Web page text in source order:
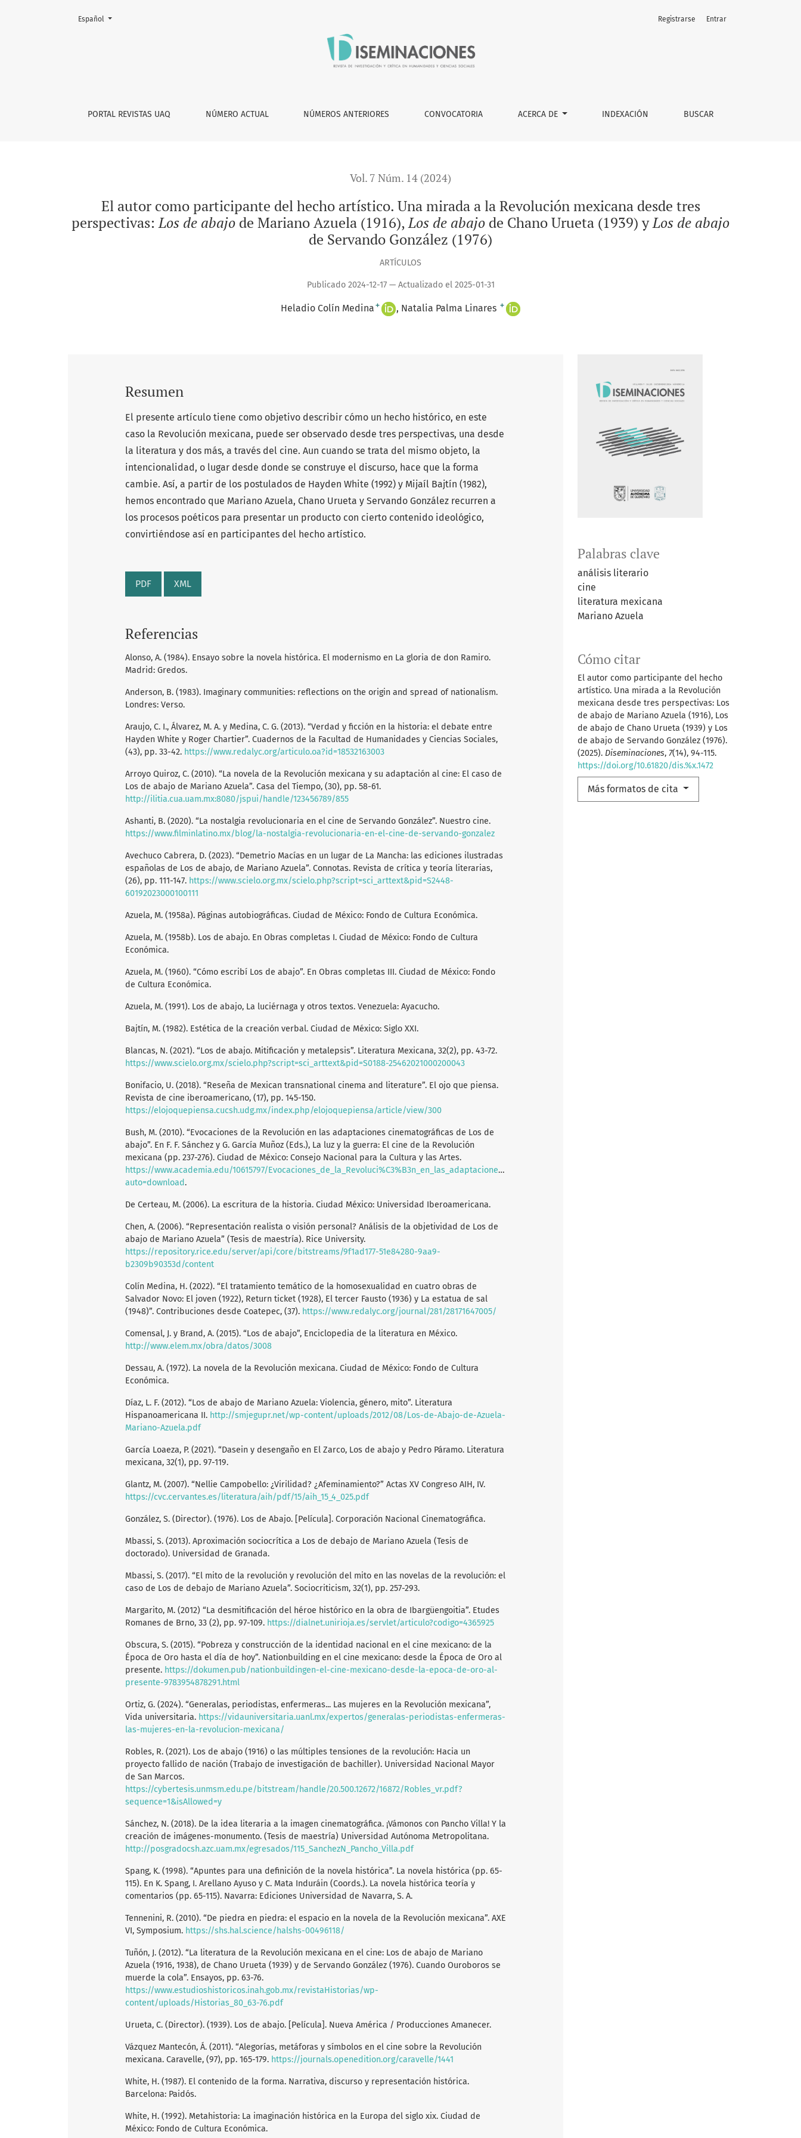
El autor como participante del hecho artístico. Una mirada a la Revolución mexicana desde tres perspectivas: <i>Los de abajo</i> de Mariano Azuela (1916), <i>Los de
PORTAL REVISTAS UAQ NÚMERO ACTUAL NÚMEROS ANTERIORES CONVOCATORIA ACERCA DE INDEXACIÓN BUSCAR
Registrarse Entrar
Cambiar el idioma. El actual es:
Español
Vol. 7 Núm. 14 (2024)
El autor como participante del hecho artístico. Una mirada a la Revolución mexicana desde tres
perspectivas:Los de abajo de Mariano Azuela (1916),Los de abajo de Chano Urueta (1939) yLos de abajo
de Servando González (1976)
ARTÍCULOS
Publicado 2024-12-17 — Actualizado el 2025-01-31
Heladio Colín Medina + Natalia Palma Linares +
Palabras clave
análisis literario
cine
literatura mexicana
Mariano Azuela
Cómo citar
El autor como participante del hecho
artístico. Una mirada a la Revolución
mexicana desde tres perspectivas: Los
de abajo de Mariano Azuela (1916), Los
de abajo de Chano Urueta (1939) y Los
de abajo de Servando González (1976).
(2025). Diseminaciones, 7(14), 94-115.
https://doi.org/10.61820/dis.%x.1472
Más formatos de cita
Resumen
El presente artículo tiene como objetivo describir cómo un hecho histórico, en este
caso la Revolución mexicana, puede ser observado desde tres perspectivas, una desde
la literatura y dos más, a través del cine. Aun cuando se trata del mismo objeto, la
intencionalidad, o lugar desde donde se construye el discurso, hace que la forma
cambie. Así, a partir de los postulados de Hayden White (1992) y Mijaíl Bajtín (1982),
hemos encontrado que Mariano Azuela, Chano Urueta y Servando González recurren a
los procesos poéticos para presentar un producto con cierto contenido ideológico,
convirtiéndose así en participantes del hecho artístico.
PDF XML
Referencias
Alonso, A. (1984). Ensayo sobre la novela histórica. El modernismo en La gloria de don Ramiro.
Madrid: Gredos.
Anderson, B. (1983). Imaginary communities: reflections on the origin and spread of nationalism.
Londres: Verso.
Araujo, C. I., Álvarez, M. A. y Medina, C. G. (2013). “Verdad y ficción en la historia: el debate entre
Hayden White y Roger Chartier”. Cuadernos de la Facultad de Humanidades y Ciencias Sociales,
(43), pp. 33-42. https://www.redalyc.org/articulo.oa?id=18532163003
Arroyo Quiroz, C. (2010). “La novela de la Revolución mexicana y su adaptación al cine: El caso de
Los de abajo de Mariano Azuela”. Casa del Tiempo, (30), pp. 58-61.
http://ilitia.cua.uam.mx:8080/jspui/handle/123456789/855
Ashanti, B. (2020). “La nostalgia revolucionaria en el cine de Servando González”. Nuestro cine.
https://www.filminlatino.mx/blog/la-nostalgia-revolucionaria-en-el-cine-de-servando-gonzalez
Avechuco Cabrera, D. (2023). “Demetrio Macías en un lugar de La Mancha: las ediciones ilustradas
españolas de Los de abajo, de Mariano Azuela”. Connotas. Revista de crítica y teoría literarias,
(26), pp. 111-147. https://www.scielo.org.mx/scielo.php?script=sci_arttext&pid=S2448-
60192023000100111
Azuela, M. (1958a). Páginas autobiográficas. Ciudad de México: Fondo de Cultura Económica.
Azuela, M. (1958b). Los de abajo. En Obras completas I. Ciudad de México: Fondo de Cultura
Económica.
Azuela, M. (1960). “Cómo escribí Los de abajo”. En Obras completas III. Ciudad de México: Fondo
de Cultura Económica.
Azuela, M. (1991). Los de abajo, La luciérnaga y otros textos. Venezuela: Ayacucho.
Bajtín, M. (1982). Estética de la creación verbal. Ciudad de México: Siglo XXI.
Blancas, N. (2021). “Los de abajo. Mitificación y metalepsis”. Literatura Mexicana, 32(2), pp. 43-72.
https://www.scielo.org.mx/scielo.php?script=sci_arttext&pid=S0188-25462021000200043
Bonifacio, U. (2018). “Reseña de Mexican transnational cinema and literature”. El ojo que piensa.
Revista de cine iberoamericano, (17), pp. 145-150.
https://elojoquepiensa.cucsh.udg.mx/index.php/elojoquepiensa/article/view/300
Bush, M. (2010). “Evocaciones de la Revolución en las adaptaciones cinematográficas de Los de
abajo”. En F. F. Sánchez y G. García Muñoz (Eds.), La luz y la guerra: El cine de la Revolución
mexicana (pp. 237-276). Ciudad de México: Consejo Nacional para la Cultura y las Artes.
https://www.academia.edu/10615797/Evocaciones_de_la_Revoluci%C3%B3n_en_las_adaptaciones_cinematográficas_de_Los_de_abajo?
auto=download.
De Certeau, M. (2006). La escritura de la historia. Ciudad México: Universidad Iberoamericana.
Chen, A. (2006). “Representación realista o visión personal? Análisis de la objetividad de Los de
abajo de Mariano Azuela” (Tesis de maestría). Rice University.
https://repository.rice.edu/server/api/core/bitstreams/9f1ad177-51e84280-9aa9-
b2309b90353d/content
Colín Medina, H. (2022). “El tratamiento temático de la homosexualidad en cuatro obras de
Salvador Novo: El joven (1922), Return ticket (1928), El tercer Fausto (1936) y La estatua de sal
(1948)”. Contribuciones desde Coatepec, (37). https://www.redalyc.org/journal/281/28171647005/
Comensal, J. y Brand, A. (2015). “Los de abajo”, Enciclopedia de la literatura en México.
http://www.elem.mx/obra/datos/3008
Dessau, A. (1972). La novela de la Revolución mexicana. Ciudad de México: Fondo de Cultura
Económica.
Díaz, L. F. (2012). “Los de abajo de Mariano Azuela: Violencia, género, mito”. Literatura
Hispanoamericana II. http://smjegupr.net/wp-content/uploads/2012/08/Los-de-Abajo-de-Azuela-
Mariano-Azuela.pdf
García Loaeza, P. (2021). “Dasein y desengaño en El Zarco, Los de abajo y Pedro Páramo. Literatura
mexicana, 32(1), pp. 97-119.
Glantz, M. (2007). “Nellie Campobello: ¿Virilidad? ¿Afeminamiento?” Actas XV Congreso AIH, IV.
https://cvc.cervantes.es/literatura/aih/pdf/15/aih_15_4_025.pdf
González, S. (Director). (1976). Los de Abajo. [Película]. Corporación Nacional Cinematográfica.
Mbassi, S. (2013). Aproximación sociocrítica a Los de debajo de Mariano Azuela (Tesis de
doctorado). Universidad de Granada.
Mbassi, S. (2017). “El mito de la revolución y revolución del mito en las novelas de la revolución: el
caso de Los de debajo de Mariano Azuela”. Sociocriticism, 32(1), pp. 257-293.
Margarito, M. (2012) “La desmitificación del héroe histórico en la obra de Ibargüengoitia”. Etudes
Romanes de Brno, 33 (2), pp. 97-109. https://dialnet.unirioja.es/servlet/articulo?codigo=4365925
Obscura, S. (2015). “Pobreza y construcción de la identidad nacional en el cine mexicano: de la
Época de Oro hasta el día de hoy”. Nationbuilding en el cine mexicano: desde la Época de Oro al
presente. https://dokumen.pub/nationbuildingen-el-cine-mexicano-desde-la-epoca-de-oro-al-
presente-9783954878291.html
Ortiz, G. (2024). “Generalas, periodistas, enfermeras... Las mujeres en la Revolución mexicana”,
Vida universitaria. https://vidauniversitaria.uanl.mx/expertos/generalas-periodistas-enfermeras-
las-mujeres-en-la-revolucion-mexicana/
Robles, R. (2021). Los de abajo (1916) o las múltiples tensiones de la revolución: Hacia un
proyecto fallido de nación (Trabajo de investigación de bachiller). Universidad Nacional Mayor
de San Marcos.
https://cybertesis.unmsm.edu.pe/bitstream/handle/20.500.12672/16872/Robles_vr.pdf?
sequence=1&isAllowed=y
Sánchez, N. (2018). De la idea literaria a la imagen cinematográfica. ¡Vámonos con Pancho Villa! Y la
creación de imágenes-monumento. (Tesis de maestría) Universidad Autónoma Metropolitana.
http://posgradocsh.azc.uam.mx/egresados/115_SanchezN_Pancho_Villa.pdf
Spang, K. (1998). “Apuntes para una definición de la novela histórica”. La novela histórica (pp. 65-
115). En K. Spang, I. Arellano Ayuso y C. Mata Induráin (Coords.). La novela histórica teoría y
comentarios (pp. 65-115). Navarra: Ediciones Universidad de Navarra, S. A.
Tennenini, R. (2010). “De piedra en piedra: el espacio en la novela de la Revolución mexicana”. AXE
VI, Symposium. https://shs.hal.science/halshs-00496118/
Tuñón, J. (2012). “La literatura de la Revolución mexicana en el cine: Los de abajo de Mariano
Azuela (1916, 1938), de Chano Urueta (1939) y de Servando González (1976). Cuando Ouroboros se
muerde la cola”. Ensayos, pp. 63-76.
https://www.estudioshistoricos.inah.gob.mx/revistaHistorias/wp-
content/uploads/Historias_80_63-76.pdf
Urueta, C. (Director). (1939). Los de abajo. [Película]. Nueva América / Producciones Amanecer.
Vázquez Mantecón, Á. (2011). “Alegorías, metáforas y símbolos en el cine sobre la Revolución
mexicana. Caravelle, (97), pp. 165-179. https://journals.openedition.org/caravelle/1441
White, H. (1987). El contenido de la forma. Narrativa, discurso y representación histórica.
Barcelona: Paidós.
White, H. (1992). Metahistoria: La imaginación histórica en la Europa del siglo xix. Ciudad de
México: Fondo de Cultura Económica.